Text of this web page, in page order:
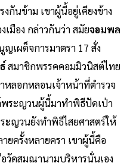
กันข้าม เขาผู้นี้อยู่เคียงข้าง
เมือง กล่าวกันว่า สมัยจอมพล
ญเผด็จการมาตรา 17 สั่ง
สมาชิกพรรคคอมมิวนิสต์ไทย
ลอกหลอนเจ้าหน้าที่ตำรวจ
ระญวนผู้นี้มาทำพิธีปัดเป่า
ญวนยังทำพิธีไสยศาสตร์ให้
ยครั้งหลายครา เขาผู้นี้คือ
วัดสมณานามบริหารนั่นเอง